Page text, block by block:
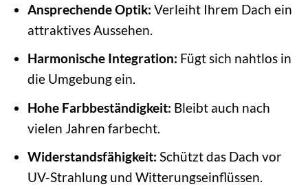
Ansprechende Optik: Verleiht Ihrem Dach ein
attraktives Aussehen.
Harmonische Integration: Fügt sich nahtlos in
die Umgebung ein.
Hohe Farbbeständigkeit: Bleibt auch nach
vielen Jahren farbecht.
Widerstandsfähigkeit: Schützt das Dach vor
UV-Strahlung und Witterungseinflüssen.